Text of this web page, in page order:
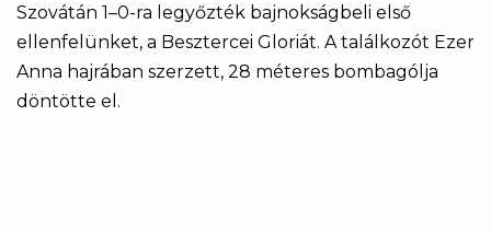
Szovátán 1–0-ra legyőzték bajnokságbeli első
ellenfelünket, a Besztercei Gloriát. A találkozót Ezer
Anna hajrában szerzett, 28 méteres bombagólja
döntötte el.